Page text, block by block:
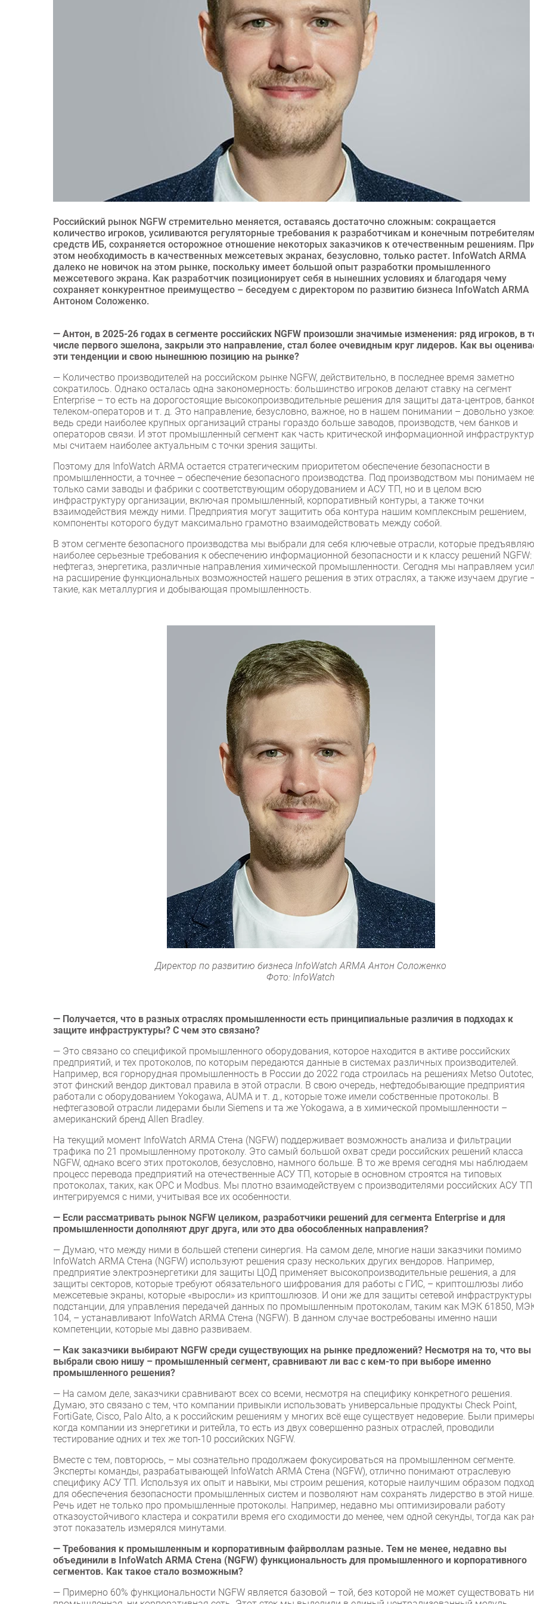
Российский рынок NGFW стремительно меняется, оставаясь достаточно сложным: сокращается
количество игроков, усиливаются регуляторные требования к разработчикам и конечным потребителям
средств ИБ, сохраняется осторожное отношение некоторых заказчиков к отечественным решениям.
этом необходимость в качественных межсетевых экранах, безусловно, только растет. InfoWatch ARMA
далеко не новичок на этом рынке, поскольку имеет большой опыт разработки промышленного
межсетевого экрана. Как разработчик позиционирует себя в нынешних условиях и благодаря чему
сохраняет конкурентное преимущество – беседуем с директором по развитию бизнеса InfoWatch ARMA
Антоном Соложенко.
— Антон, в 2025-26 годах в сегменте российских NGFW произошли значимые изменения: ряд игроков, в
числе первого эшелона, закрыли это направление, стал более очевидным круг лидеров. Как вы
эти тенденции и свою нынешнюю позицию на рынке?
— Количество производителей на российском рынке NGFW, действительно, в последнее время заметно
сократилось. Однако осталась одна закономерность: большинство игроков делают ставку на сегмент
Enterprise – то есть на дорогостоящие высокопроизводительные решения для защиты дата-центров,
телеком-операторов и т. д. Это направление, безусловно, важное, но в нашем понимании – довольно узкое:
ведь среди наиболее крупных организаций страны гораздо больше заводов, производств, чем банков и
операторов связи. И этот промышленный сегмент как часть критической информационной
мы считаем наиболее актуальным с точки зрения защиты.
Поэтому для InfoWatch ARMA остается стратегическим приоритетом обеспечение безопасности в
промышленности, а точнее – обеспечение безопасного производства. Под производством мы понимаем не
только сами заводы и фабрики с соответствующим оборудованием и АСУ ТП, но и в целом всю
инфраструктуру организации, включая промышленный, корпоративный контуры, а также точки
взаимодействия между ними. Предприятия могут защитить оба контура нашим комплексным решением,
компоненты которого будут максимально грамотно взаимодействовать между собой.
В этом сегменте безопасного производства мы выбрали для себя ключевые отрасли, которые
наиболее серьезные требования к обеспечению информационной безопасности и к классу решений NGFW:
нефтегаз, энергетика, различные направления химической промышленности. Сегодня мы направляем
на расширение функциональных возможностей нашего решения в этих отраслях, а также изучаем другие
такие, как металлургия и добывающая промышленность.
Директор по развитию бизнеса InfoWatch ARMA Антон Соложенко
Фото: InfoWatch
— Получается, что в разных отраслях промышленности есть принципиальные различия в подходах к
защите инфраструктуры? С чем это связано?
— Это связано со спецификой промышленного оборудования, которое находится в активе российских
предприятий, и тех протоколов, по которым передаются данные в системах различных производителей.
Например, вся горнорудная промышленность в России до 2022 года строилась на решениях Metso
этот финский вендор диктовал правила в этой отрасли. В свою очередь, нефтедобывающие предприятия
работали с оборудованием Yokogawa, AUMA и т. д., которые тоже имели собственные протоколы. В
нефтегазовой отрасли лидерами были Siemens и та же Yokogawa, а в химической промышленности –
американский бренд Allen Bradley.
На текущий момент InfoWatch ARMA Стена (NGFW) поддерживает возможность анализа и фильтрации
трафика по 21 промышленному протоколу. Это самый большой охват среди российских решений класса
NGFW, однако всего этих протоколов, безусловно, намного больше. В то же время сегодня мы наблюдаем
процесс перевода предприятий на отечественные АСУ ТП, которые в основном строятся на типовых
протоколах, таких, как OPC и Modbus. Мы плотно взаимодействуем с производителями российских АСУ ТП
интегрируемся с ними, учитывая все их особенности.
— Если рассматривать рынок NGFW целиком, разработчики решений для сегмента Enterprise и для
промышленности дополняют друг друга, или это два обособленных направления?
— Думаю, что между ними в большей степени синергия. На самом деле, многие наши заказчики помимо
InfoWatch ARMA Стена (NGFW) используют решения сразу нескольких других вендоров. Например,
предприятие электроэнергетики для защиты ЦОД применяет высокопроизводительные решения, а для
защиты секторов, которые требуют обязательного шифрования для работы с ГИС, – криптошлюзы либо
межсетевые экраны, которые «выросли» из криптошлюзов. И они же для защиты сетевой инфраструктуры
подстанции, для управления передачей данных по промышленным протоколам, таким как МЭК 61850,
104, – устанавливают InfoWatch ARMA Стена (NGFW). В данном случае востребованы именно наши
компетенции, которые мы давно развиваем.
— Как заказчики выбирают NGFW среди существующих на рынке предложений? Несмотря на то, что вы
выбрали свою нишу – промышленный сегмент, сравнивают ли вас с кем-то при выборе именно
промышленного решения?
— На самом деле, заказчики сравнивают всех со всеми, несмотря на специфику конкретного решения.
Думаю, это связано с тем, что компании привыкли использовать универсальные продукты Check Point,
FortiGate, Cisco, Palo Alto, а к российским решениям у многих всё еще существует недоверие. Были
когда компании из энергетики и ритейла, то есть из двух совершенно разных отраслей, проводили
тестирование одних и тех же топ-10 российских NGFW.
Вместе с тем, повторюсь, – мы сознательно продолжаем фокусироваться на промышленном сегменте.
Эксперты команды, разрабатывающей InfoWatch ARMA Стена (NGFW), отлично понимают отраслевую
специфику АСУ ТП. Используя их опыт и навыки, мы строим решения, которые наилучшим образом
для обеспечения безопасности промышленных систем и позволяют нам сохранять лидерство в этой нише.
Речь идет не только про промышленные протоколы. Например, недавно мы оптимизировали работу
отказоустойчивого кластера и сократили время его сходимости до менее, чем одной секунды, тогда как
этот показатель измерялся минутами.
— Требования к промышленным и корпоративным файрволлам разные. Тем не менее, недавно вы
объединили в InfoWatch ARMA Стена (NGFW) функциональность для промышленного и корпоративного
сегментов. Как такое стало возможным?
— Примерно 60% функциональности NGFW является базовой – той, без которой не может существовать ни